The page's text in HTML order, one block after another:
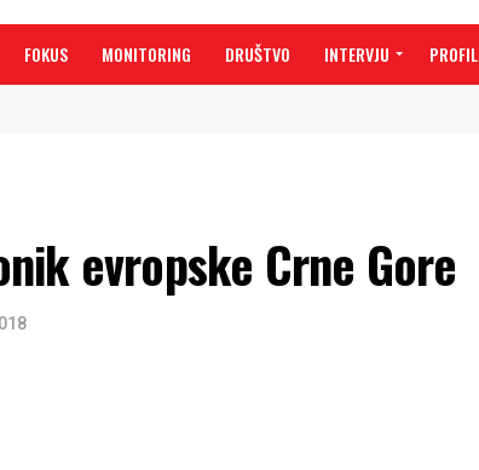
FOKUS MONITORING DRUŠTVO INTERVJU PROFIL
evropske Crne Gore